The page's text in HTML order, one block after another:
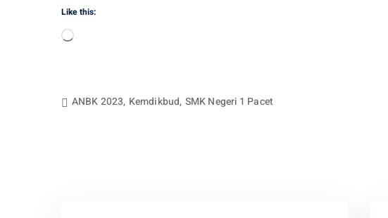
Like this:
Loading…
ANBK 2023, Kemdikbud, SMK Negeri 1 Pacet